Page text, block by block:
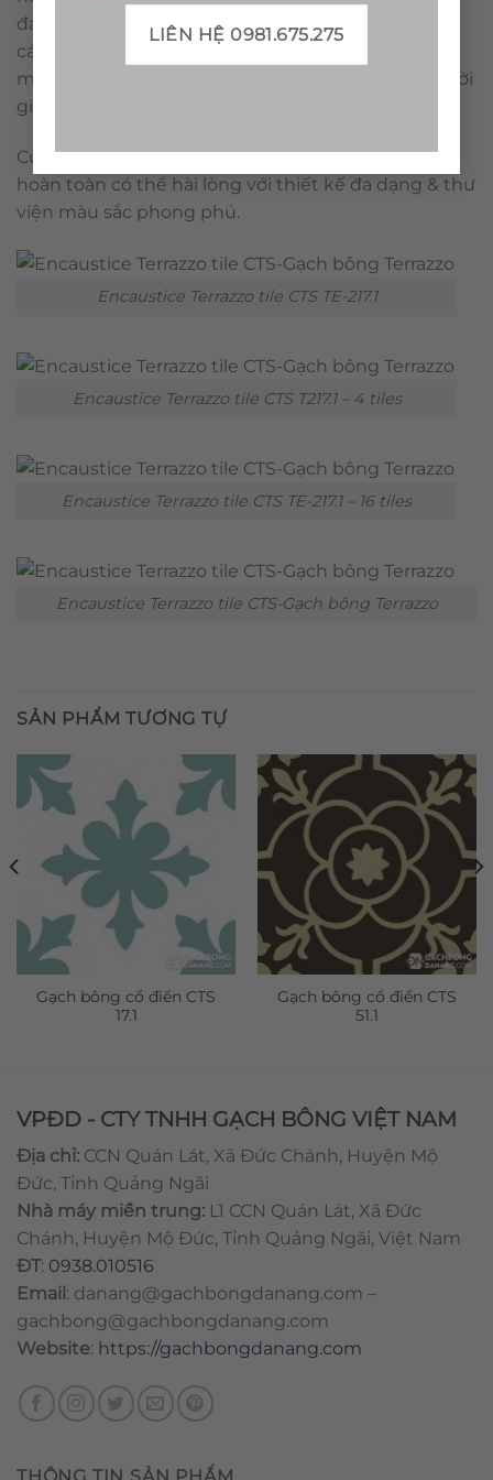
LIÊN HỆ 0981.675.275
đang dạng về mẫu mã, màu sắc. Dễ phối hợp với
các loại vật liệu khác.Là loại vật liệu có tính thoáng
mát, dễ vệ sinh. Đặc biệt, gạch bông rất bền với thời
gian.
Cùng sản phẩm gạch bông của CTS, quý khách
hoàn toàn có thể hài lòng với thiết kế đa dạng & thư
viện màu sắc phong phú.
Encaustice Terrazzo tile CTS TE-217.1
Encaustice Terrazzo tile CTS T217.1 – 4 tiles
Encaustice Terrazzo tile CTS TE-217.1 – 16 tiles
Encaustice Terrazzo tile CTS-Gạch bông Terrazzo
SẢN PHẨM TƯƠNG TỰ
Gạch bông cổ điển CTS
17.1
Gạch bông cổ điển CTS
51.1
VPĐD - CTY TNHH GẠCH BÔNG VIỆT NAM
Địa chỉ: CCN Quán Lát, Xã Đức Chánh, Huyện Mộ
Đức, Tỉnh Quảng Ngãi
Nhà máy miền trung: L1 CCN Quán Lát, Xã Đức
Chánh, Huyện Mộ Đức, Tỉnh Quảng Ngãi, Việt Nam
ĐT: 0938.010516
Email : danang@gachbongdanang.com –
gachbong@gachbongdanang.com
Website: https://gachbongdanang.com